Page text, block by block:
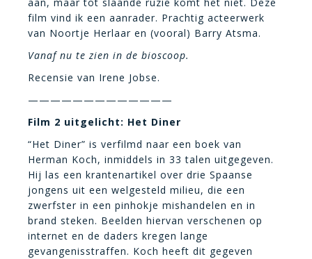
film vind ik een aanrader. Prachtig acteerwerk
van Noortje Herlaar en (vooral) Barry Atsma.
Vanaf nu te zien in de bioscoop.
Recensie van Irene Jobse.
—————————————
Film 2 uitgelicht: Het Diner
“Het Diner” is verfilmd naar een boek van
Herman Koch, inmiddels in 33 talen uitgegeven.
Hij las een krantenartikel over drie Spaanse
jongens uit een welgesteld milieu, die een
zwerfster in een pinhokje mishandelen en in
brand steken. Beelden hiervan verschenen op
internet en de daders kregen lange
gevangenisstraffen. Koch heeft dit gegeven